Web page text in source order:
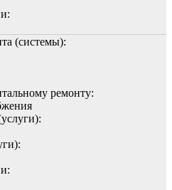
(системы):
ремонту: